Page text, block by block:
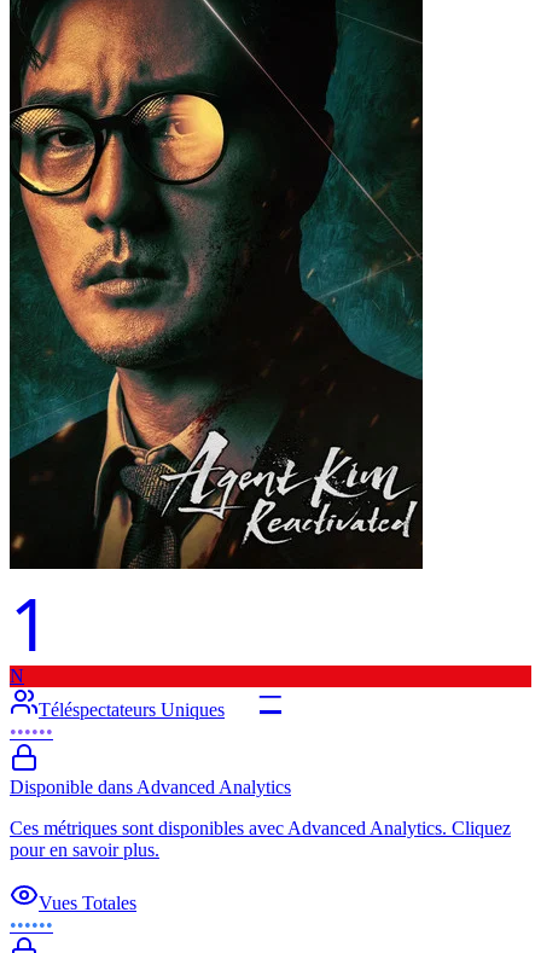
1
–
N
Téléspectateurs Uniques
••••••
Disponible dans Advanced Analytics
Ces métriques sont disponibles avec Advanced Analytics. Cliquez
pour en savoir plus.
Vues Totales
••••••